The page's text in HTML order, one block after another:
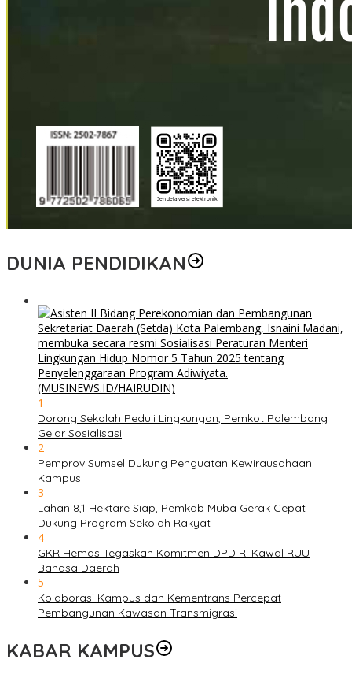
DUNIA PENDIDIKAN
1
Dorong Sekolah Peduli Lingkungan, Pemkot Palembang
Gelar Sosialisasi
2
Pemprov Sumsel Dukung Penguatan Kewirausahaan
Kampus
3
Lahan 8,1 Hektare Siap, Pemkab Muba Gerak Cepat
Dukung Program Sekolah Rakyat
4
GKR Hemas Tegaskan Komitmen DPD RI Kawal RUU
Bahasa Daerah
5
Kolaborasi Kampus dan Kementrans Percepat
Pembangunan Kawasan Transmigrasi
KABAR KAMPUS